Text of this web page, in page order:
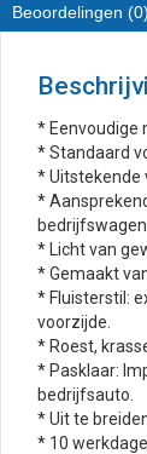
Beoordelingen (0)
* Eenvoudige
* Standaard
* Uitstekende
*
bedrijfswagen.
* Licht van
* Gemaakt
* Fluisterstil:
voorzijde.
* Roest,
* Pasklaar:
bedrijfsauto.
* Uit te
* 10